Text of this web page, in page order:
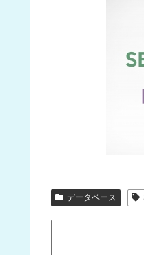
データベース